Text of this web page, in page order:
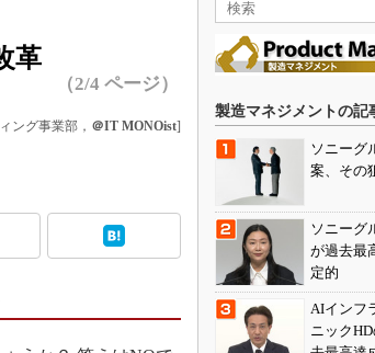
ス
グ
ィ
革
（2/4 ページ）
ング事業部， ＠IT MONOist]
製造マネジメントの記
ソニーグ
案、その
ソニーグ
が過去最
定的
AIインフ
ニック